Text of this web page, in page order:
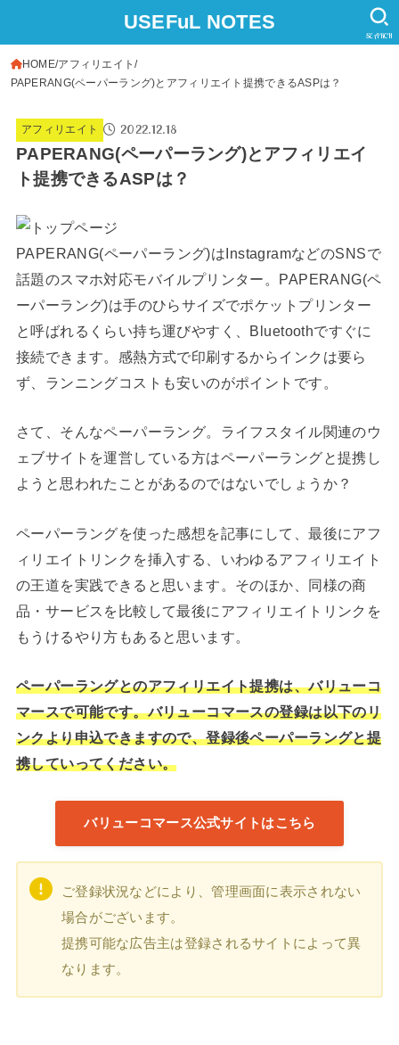
USEFuL NOTES
SEARCH
HOME アフィリエイト
PAPERANG(ペーパーラング)とアフィリエイト提携できるASPは？
アフィリエイト 2022.12.18
PAPERANG(ペーパーラング)とアフィリエイ
ト提携できるASPは？
PAPERANG(ペーパーラング)はInstagramなどのSNSで
話題のスマホ対応モバイルプリンター。PAPERANG(ペ
ーパーラング)は手のひらサイズでポケットプリンター
と呼ばれるくらい持ち運びやすく、Bluetoothですぐに
接続できます。感熱方式で印刷するからインクは要ら
ず、ランニングコストも安いのがポイントです。
さて、そんなペーパーラング。ライフスタイル関連のウ
ェブサイトを運営している方はペーパーラングと提携し
ようと思われたことがあるのではないでしょうか？
ペーパーラングを使った感想を記事にして、最後にアフ
ィリエイトリンクを挿入する、いわゆるアフィリエイト
の王道を実践できると思います。そのほか、同様の商
品・サービスを比較して最後にアフィリエイトリンクを
もうけるやり方もあると思います。
ペーパーラングとのアフィリエイト提携は、バリューコ
マースで可能です。バリューコマースの登録は以下のリ
ンクより申込できますので、登録後ペーパーラングと提
携していってください。
バリューコマース公式サイトはこちら
ご登録状況などにより、管理画面に表示されない
場合がございます。
提携可能な広告主は登録されるサイトによって異
なります。